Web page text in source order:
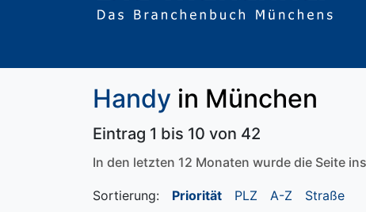
Handy in München
Eintrag 1 bis 10 von 42
In den letzten 12 Monaten wurde die Seite
Sortierung: Priorität PLZ A-Z
Straße